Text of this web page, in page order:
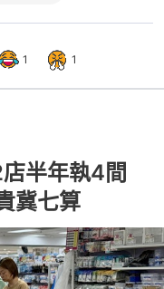
1 1
店半年執4間
冀七算